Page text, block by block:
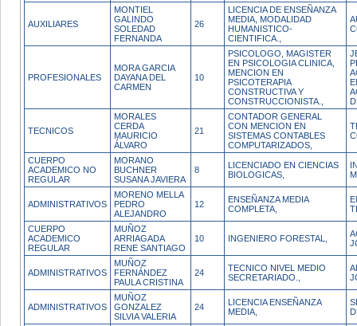
AUXILIARES
MONTIEL
GALINDO
SOLEDAD
FERNANDA
26
LICENCIA DE ENSEÑANZA
MEDIA, MODALIDAD
HUMANISTICO-
CIENTIFICA.,
PROFESIONALES
MORA GARCIA
DAYANA DEL
CARMEN
10
PSICOLOGO, MAGISTER
EN PSICOLOGIA CLINICA,
MENCION EN
PSICOTERAPIA
CONSTRUCTIVA Y
CONSTRUCCIONISTA.,
TECNICOS
MORALES
CERDA
MAURICIO
ÁLVARO
21
CONTADOR GENERAL
CON MENCION EN
SISTEMAS CONTABLES
COMPUTARIZADOS,
CUERPO
ACADEMICO NO
REGULAR
MORANO
BUCHNER
SUSANA JAVIERA
8
LICENCIADO EN CIENCIAS
BIOLOGICAS,
ADMINISTRATIVOS
MORENO MELLA
PEDRO
ALEJANDRO
12
ENSEÑANZA MEDIA
COMPLETA,
CUERPO
ACADEMICO
REGULAR
MUÑOZ
ARRIAGADA
RENE SANTIAGO
10 INGENIERO FORESTAL,
ADMINISTRATIVOS
MUÑOZ
FERNÁNDEZ
PAULA CRISTINA
24
TECNICO NIVEL MEDIO
SECRETARIADO.,
ADMINISTRATIVOS
MUÑOZ
GONZALEZ
SILVIA VALERIA
24
LICENCIA ENSEÑANZA
MEDIA,